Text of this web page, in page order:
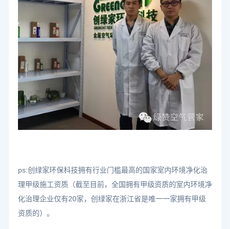
ps:创绿家环保科技拥有行业门槛最高的国家室内环境净化治
理甲级施工资质 （截至目前，全国拥有甲级资质的室内环境净
化治理企业仅有20家，创绿家在浙江省是唯一一家拥有甲级
资质的）。